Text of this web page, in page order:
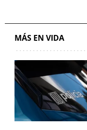
MÁS EN VIDA